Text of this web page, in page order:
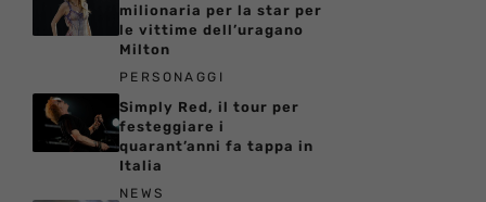
milionaria per la star per
le vittime dell’uragano
Milton
PERSONAGGI
Simply Red, il tour per
festeggiare i
quarant’anni fa tappa in
Italia
NEWS